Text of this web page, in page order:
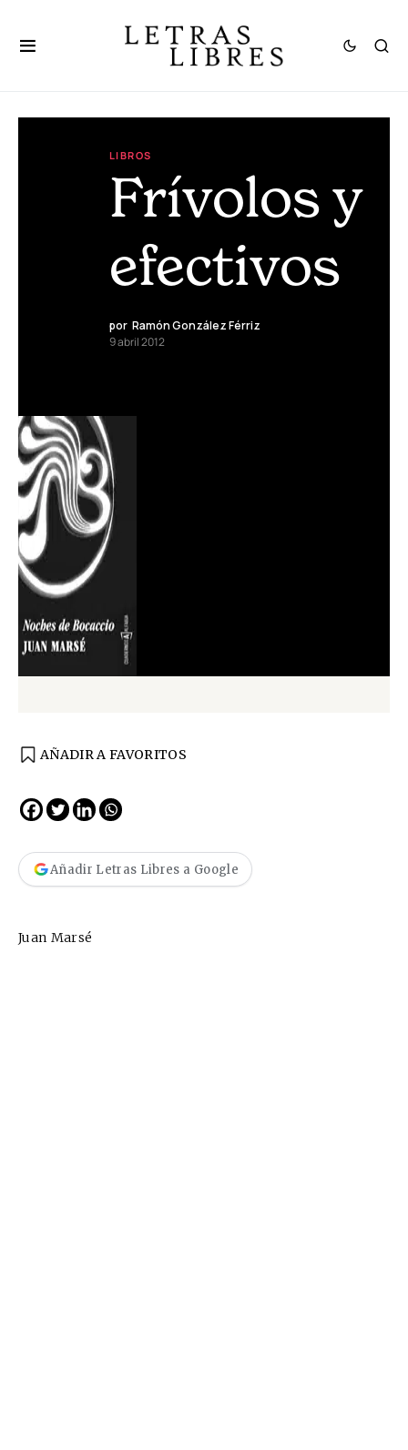
LIBROS
Frívolos y
efectivos
por Ramón González Férriz
9 abril 2012
AÑADIR A FAVORITOS
Añadir Letras Libres a Google
Juan Marsé